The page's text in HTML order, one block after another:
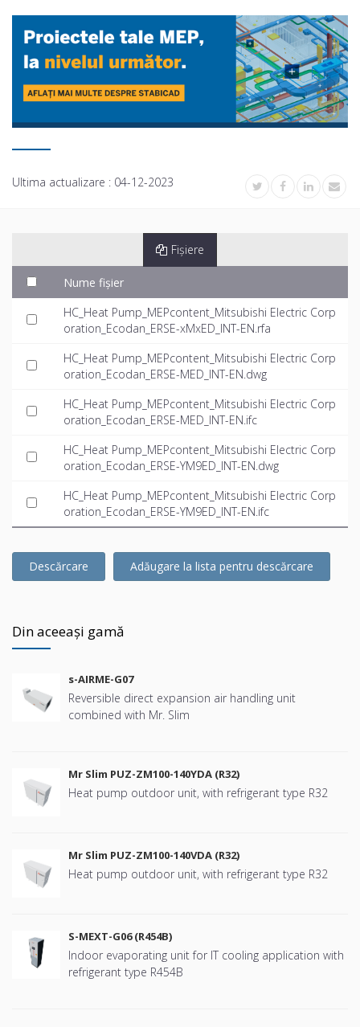
Ultima actualizare : 04-12-2023
Fișiere
Nume fișier
HC_Heat Pump_MEPcontent_Mitsubishi Electric Corp
oration_Ecodan_ERSE-xMxED_INT-EN.rfa
HC_Heat Pump_MEPcontent_Mitsubishi Electric Corp
oration_Ecodan_ERSE-MED_INT-EN.dwg
HC_Heat Pump_MEPcontent_Mitsubishi Electric Corp
oration_Ecodan_ERSE-MED_INT-EN.ifc
HC_Heat Pump_MEPcontent_Mitsubishi Electric Corp
oration_Ecodan_ERSE-YM9ED_INT-EN.dwg
HC_Heat Pump_MEPcontent_Mitsubishi Electric Corp
oration_Ecodan_ERSE-YM9ED_INT-EN.ifc
Descărcare Adăugare la lista pentru descărcare
Din aceeași gamă
s-AIRME-G07
Reversible direct expansion air handling unit
combined with Mr. Slim
Mr Slim PUZ-ZM100-140YDA (R32)
Heat pump outdoor unit, with refrigerant type R32
Mr Slim PUZ-ZM100-140VDA (R32)
Heat pump outdoor unit, with refrigerant type R32
S-MEXT-G06 (R454B)
Indoor evaporating unit for IT cooling application with
refrigerant type R454B